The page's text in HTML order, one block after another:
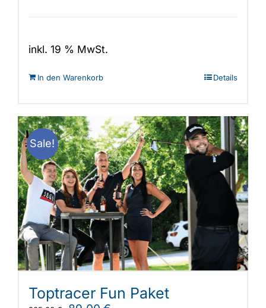
inkl. 19 % MwSt.
In den Warenkorb Details
Sale!
Toptracer Fun Paket